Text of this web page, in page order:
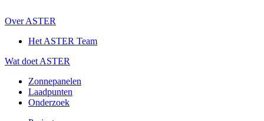
Over ASTER
Het ASTER Team
Wat doet ASTER
Zonnepanelen
Laadpunten
Onderzoek